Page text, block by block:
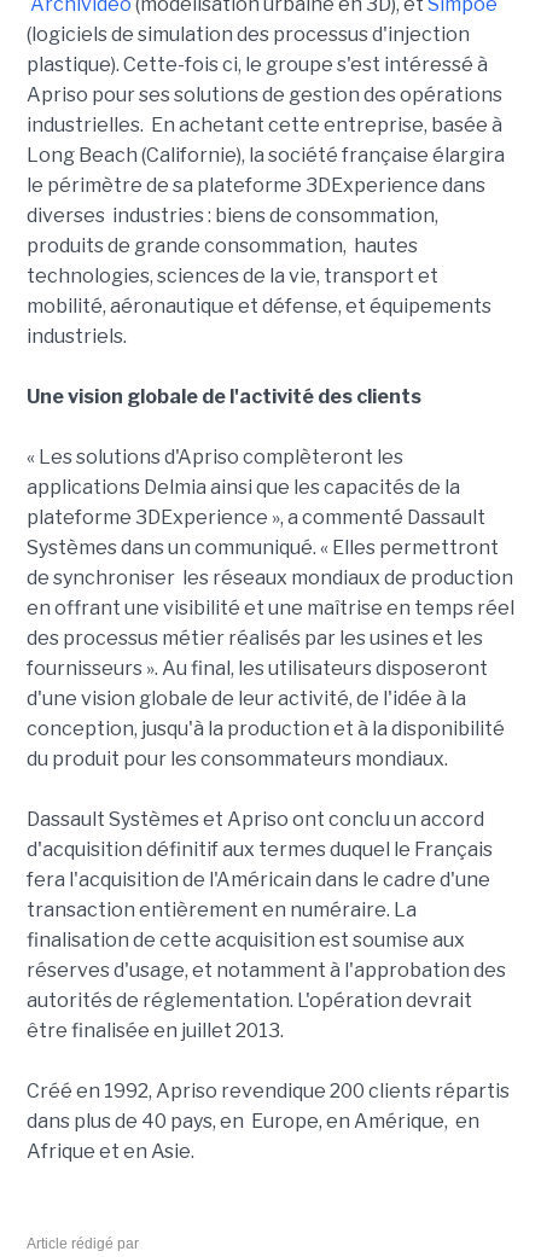
Archividéo (modéiisation urbaine en 3D), et Simpoe
(logiciels de simulation des processus d'injection
plastique). Cette-fois ci, le groupe s'est intéressé à
Apriso pour ses solutions de gestion des opérations
industrielles. En achetant cette entreprise, basée à
Long Beach (Californie), la société française élargira
le périmètre de sa plateforme 3DExperience dans
diverses industries : biens de consommation,
produits de grande consommation, hautes
technologies, sciences de la vie, transport et
mobilité, aéronautique et défense, et équipements
industriels.
Une vision globale de l'activité des clients
« Les solutions d'Apriso complèteront les
applications Delmia ainsi que les capacités de la
plateforme 3DExperience », a commenté Dassault
Systèmes dans un communiqué. « Elles permettront
de synchroniser les réseaux mondiaux de production
en offrant une visibilité et une maîtrise en temps réel
des processus métier réalisés par les usines et les
fournisseurs ». Au final, les utilisateurs disposeront
d'une vision globale de leur activité, de l'idée à la
conception, jusqu'à la production et à la disponibilité
du produit pour les consommateurs mondiaux.
Dassault Systèmes et Apriso ont conclu un accord
d'acquisition définitif aux termes duquel le Français
fera l'acquisition de l'Américain dans le cadre d'une
transaction entièrement en numéraire. La
finalisation de cette acquisition est soumise aux
réserves d'usage, et notamment à l'approbation des
autorités de réglementation. L'opération devrait
être finalisée en juillet 2013.
Créé en 1992, Apriso revendique 200 clients répartis
dans plus de 40 pays, en Europe, en Amérique, en
Afrique et en Asie.
Article rédigé par